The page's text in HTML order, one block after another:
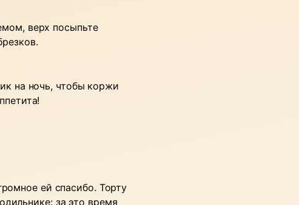
верх посыпьте
на ночь, чтобы коржи
ей спасибо. Торту
за это время